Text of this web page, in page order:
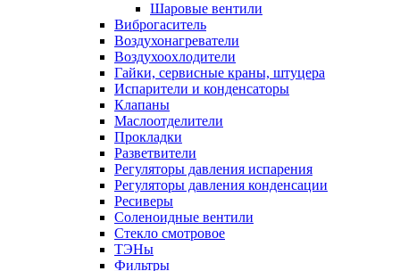
Шаровые вентили
Виброгаситель
Воздухонагреватели
Воздухоохлодители
Гайки, сервисные краны, штуцера
Испарители и конденсаторы
Клапаны
Маслоотделители
Прокладки
Разветвители
Регуляторы давления испарения
Регуляторы давления конденсации
Ресиверы
Соленоидные вентили
Стекло смотровое
ТЭНы
Фильтры